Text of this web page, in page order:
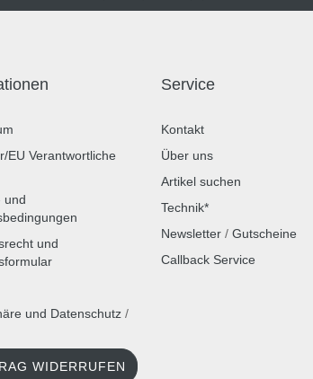
EU Verantwortliche
und
und
und Datenschutz /
WIDERRUFEN
Service
Kontakt
Über uns
Artikel suchen
Technik*
Newsletter / Gutscheine
Callback Service